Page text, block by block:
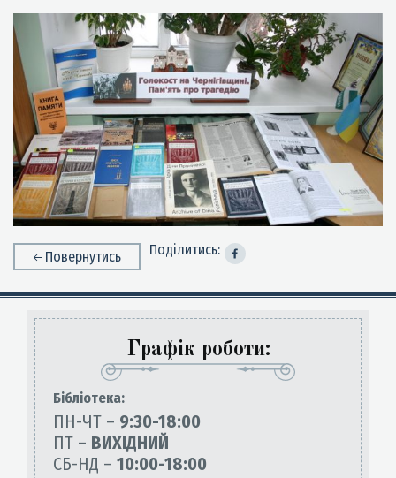
Повернутись Поділитись:
Графік роботи:
Бiблiотека:
ПН-ЧТ – 9:30-18:00
ПТ – ВИХІДНИЙ
СБ-НД – 10:00-18:00